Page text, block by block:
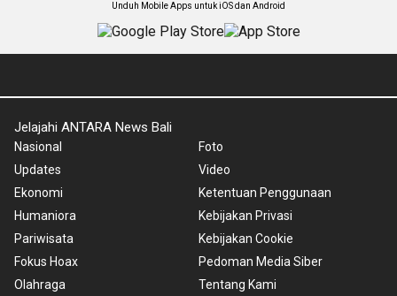
Unduh Mobile Apps untuk iOS dan Android
Jelajahi ANTARA News Bali
Nasional
Updates
Ekonomi
Humaniora
Pariwisata
Fokus Hoax
Olahraga
Foto
Video
Ketentuan Penggunaan
Kebijakan Privasi
Kebijakan Cookie
Pedoman Media Siber
Tentang Kami